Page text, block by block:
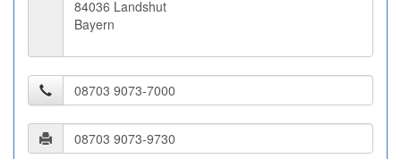
84036 Landshut
Bayern